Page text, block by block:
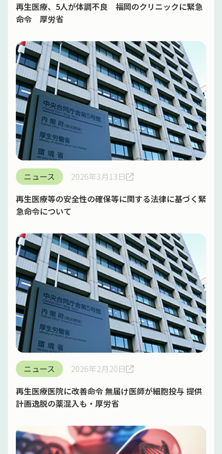
再生医療、5人が体調不良 福岡のクリニックに緊急
命令 厚労省
ニュース
2026年3月13日
再生医療等の安全性の確保等に関する法律に基づく緊
急命令について
ニュース
2026年2月20日
再生医療医院に改善命令 無届け医師が細胞投与 提供
計画逸脱の薬混入も・厚労省